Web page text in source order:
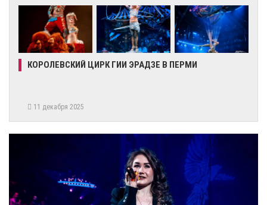
КОРОЛЕВСКИЙ ЦИРК ГИИ ЭРАДЗЕ В ПЕРМИ
11 декабря 2025